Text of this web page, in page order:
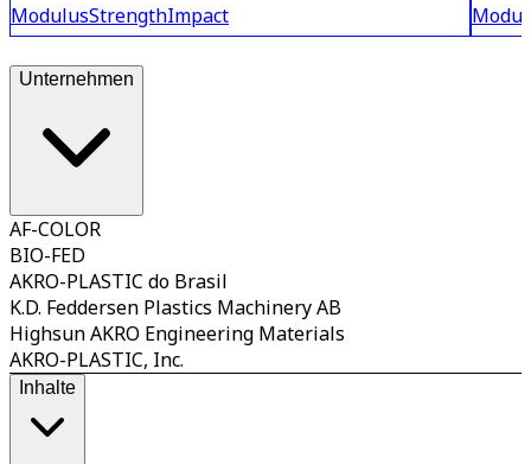
mit hoher Steifigkeit und Festigkeit und mit extra
ModulusStrengthImpact
Unternehmen
AF-COLOR
BIO-FED
AKRO-PLASTIC do Brasil
K.D. Feddersen Plastics Machinery AB
Highsun AKRO Engineering Materials
AKRO-PLASTIC, Inc.
Inhalte